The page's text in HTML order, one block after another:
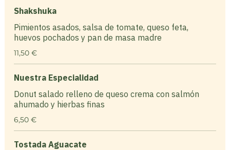
Shakshuka
Pimientos asados, salsa de tomate, queso feta,
huevos pochados y pan de masa madre
11,50 €
Nuestra Especialidad
Donut salado relleno de queso crema con salmón
ahumado y hierbas finas
6,50 €
Tostada Aguacate